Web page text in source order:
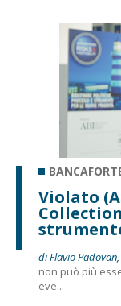
Violato
di Flavio
non può più
eve...